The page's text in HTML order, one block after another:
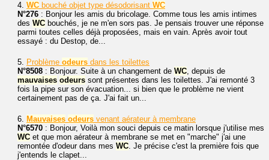
4. WC bouché objet type désodorisant WC
N°276 : Bonjour les amis du bricolage. Comme tous les amis intimes
des WC bouchés, je ne m'en sors pas. Je pensais trouver une réponse
parmi toutes celles déjà proposées, mais en vain. Après avoir tout
essayé : du Destop, de...
5. Problème odeurs dans les toilettes
N°8508 : Bonjour. Suite à un changement de WC, depuis de
mauvaises odeurs sont présentes dans les toilettes. J'ai remonté 3
fois la pipe sur son évacuation... si bien que le problème ne vient
certainement pas de ça. J'ai fait un...
6. Mauvaises odeurs venant aérateur à membrane
N°6570 : Bonjour, Voilà mon souci depuis ce matin lorsque j'utilise mes
WC et que mon aérateur à membrane se met en "marche" j'ai une
remontée d'odeur dans mes WC. Je précise c'est la première fois que
j'entends le clapet...